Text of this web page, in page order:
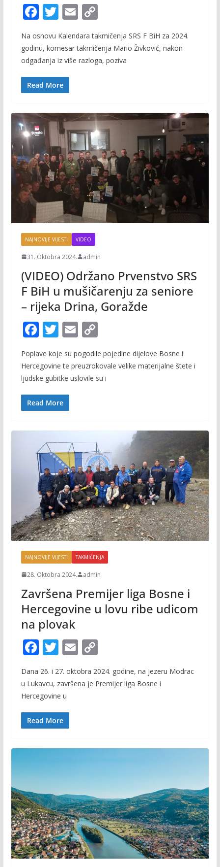
F
e
b
o
o
T
w
itt
er
E
m
ai
l
C
o
p
y
Na osnovu Kalendara takmičenja SRS F BiH za 2024.
godinu, komesar takmičenja Mario Živković, nakon
odgađanja iz više razloga, poziva
Read More
NAJNOVIJE VIJESTI VIDEO
31. Oktobra 2024. admin
(VIDEO) Održano Prvenstvo SRS
F BiH u mušičarenju za seniore
– rijeka Drina, Goražde
F
ac
e
b
o
o
T
itt
er
E
ai
l
C
p
y
Poplave koje su pogodile pojedine dijelove Bosne i
Hercegovine te preuzrokovale velike materijalne štete i
ljudske gubitke uslovile su i
Read More
NAJNOVIJE VIJESTI TAKMIČENJA
28. Oktobra 2024. admin
Završena Premijer liga Bosne i
Hercegovine u lovu ribe udicom
na plovak
F
e
b
o
o
T
itt
er
E
m
ai
C
p
Dana 26. i 27. oktobra 2024. godine, na jezeru Modrac
u Lukavcu, završena je Premijer liga Bosne i
Hercegovine u
Read More